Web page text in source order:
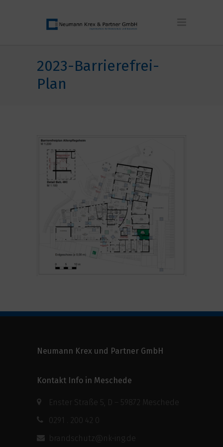
2023-Barrierefrei-
Plan
Neumann Krex und Partner GmbH
Kontakt Info in Meschede
Enster Straße 5, D – 59872 Meschede
0291 . 200 42 0
brandschutz@nk-ing.de